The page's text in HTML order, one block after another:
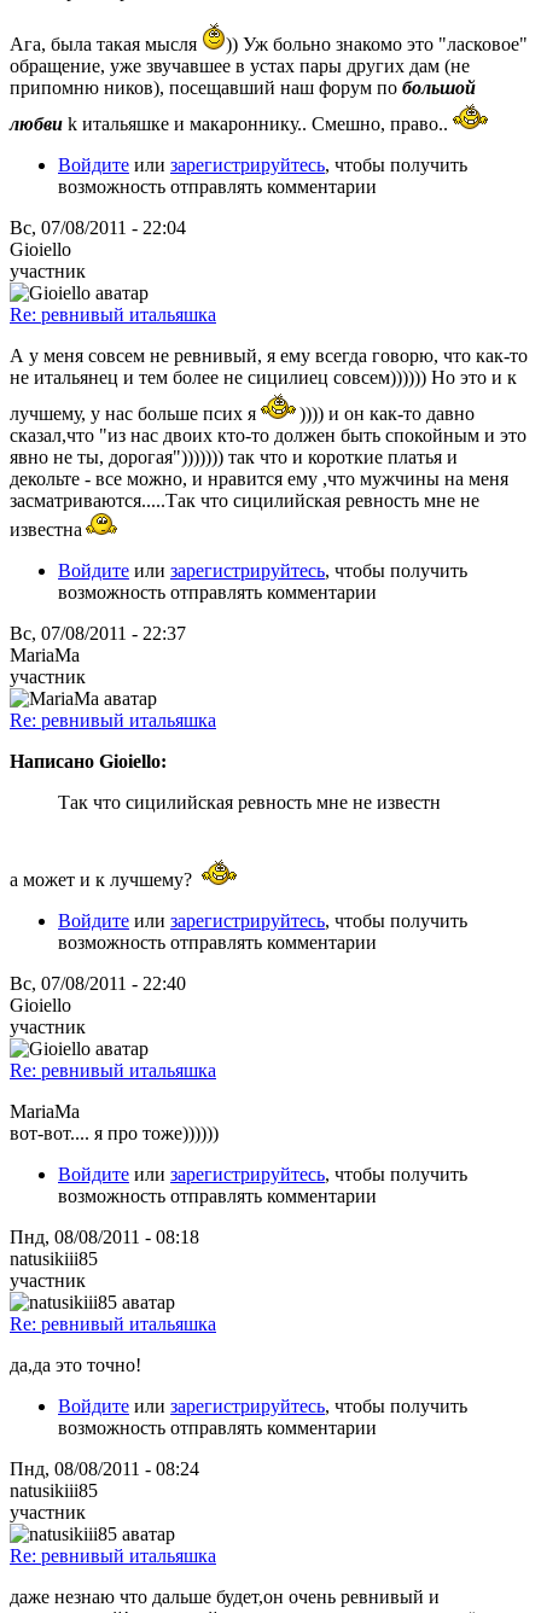
Ага, была такая мысля
)) Уж больно знакомо это "ласковое"
обращение, уже звучавшее в устах пары других дам (не
припомню ников), посещавший наш форум по большой
любви k итальяшке и макароннику.. Смешно, право..
Войдите или зарегистрируйтесь, чтобы получить
возможность отправлять комментарии
Вс, 07/08/2011 - 22:04
Gioiello
участник
Re: ревнивый итальяшка
А у меня совсем не ревнивый, я ему всегда говорю, что как-то
не итальянец и тем более не сицилиец совсем)))))) Но это и к
лучшему, у нас больше псих я
)))) и он как-то давно
сказал,что "из нас двоих кто-то должен быть спокойным и это
явно не ты, дорогая"))))))) так что и короткие платья и
декольте - все можно, и нравится ему ,что мужчины на меня
засматриваются.....Так что сицилийская ревность мне не
известна
Войдите или зарегистрируйтесь, чтобы получить
возможность отправлять комментарии
Вс, 07/08/2011 - 22:37
MariaMa
участник
Re: ревнивый итальяшка
Написано Gioiello:
Так что сицилийская ревность мне не известн
а может и к лучшему?
Войдите или зарегистрируйтесь, чтобы получить
возможность отправлять комментарии
Вс, 07/08/2011 - 22:40
Gioiello
участник
Re: ревнивый итальяшка
MariaMa
вот-вот.... я про тоже))))))
Войдите или зарегистрируйтесь, чтобы получить
возможность отправлять комментарии
Пнд, 08/08/2011 - 08:18
natusikiii85
участник
Re: ревнивый итальяшка
да,да это точно!
Войдите или зарегистрируйтесь, чтобы получить
возможность отправлять комментарии
Пнд, 08/08/2011 - 08:24
natusikiii85
участник
Re: ревнивый итальяшка
даже незнаю что дальше будет,он очень ревнивый и